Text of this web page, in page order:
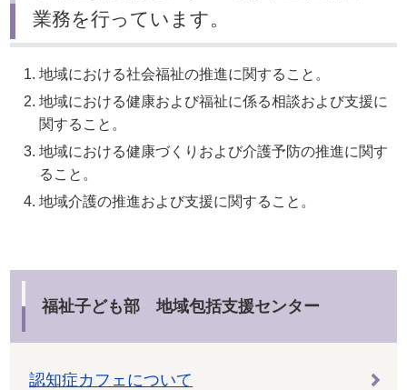
業務を行っています。
地域における社会福祉の推進に関すること。
地域における健康および福祉に係る相談および支援に
関すること。
地域における健康づくりおよび介護予防の推進に関す
ること。
地域介護の推進および支援に関すること。
福祉子ども部 地域包括支援センター
認知症カフェについて